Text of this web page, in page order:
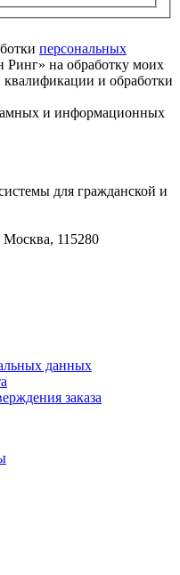
персональных
на обработку моих
и обработки
и информационных
для гражданской и
Москва, 115280
данных
заказа